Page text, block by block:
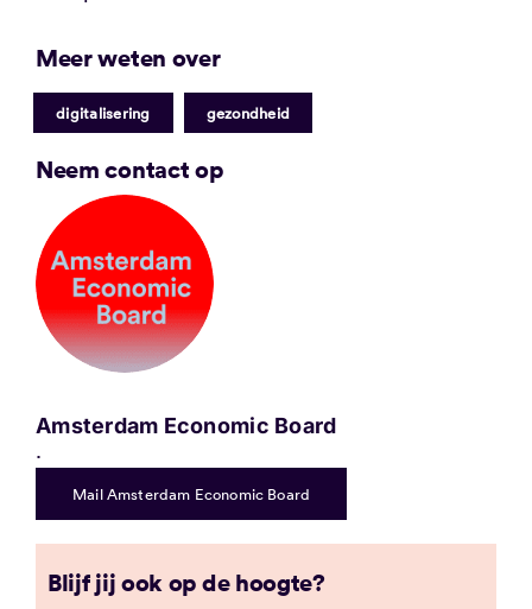
Meer weten over
digitalisering gezondheid
Neem contact op
Amsterdam Economic Board
.
Mail Amsterdam Economic Board
Blijf jij ook op de hoogte?